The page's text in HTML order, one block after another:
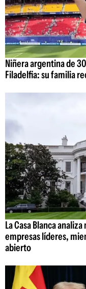
Niñera argentina de
Filadelfia: su familia
La Casa Blanca
empresas líderes,
abierto